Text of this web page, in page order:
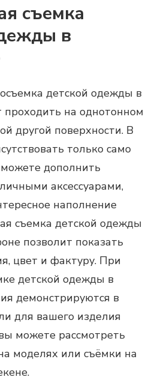
съемка
в
детской одежды в
проходить на однотонном
другой поверхности. В
только само
дополнить
аксессуарами,
наполнение
съемка детской одежды
позволит показать
цвет и фактуру. При
детской одежды в
демонстрируются в
для вашего изделия
можете рассмотреть
моделях или съёмки на